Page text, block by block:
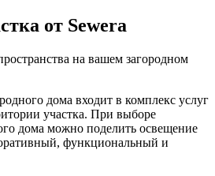
от Sewera
на вашем загородном
дома входит в комплекс услуг
участка. При выборе
дома можно поделить освещение
функциональный и